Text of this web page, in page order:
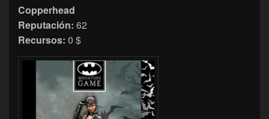
Copperhead
Reputación: 62
Recursos: 0 $